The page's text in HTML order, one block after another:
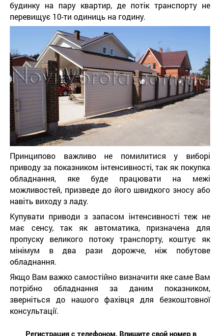
будинку на пару квартир, де потік транспорту не
перевищує 10-ти одиниць на годину.
Принципово важливо не помилитися у виборі
приводу за показником інтенсивності, так як покупка
обладнання, яке буде працювати на межі
можливостей, призведе до його швидкого зносу або
навіть виходу з ладу.
Купувати приводи з запасом інтенсивності теж не
має сенсу, так як автоматика, призначена для
пропуску великого потоку транспорту, коштує як
мінімум в два рази дорожче, ніж побутове
обладнання.
Якщо Вам важко самостійно визначити яке саме Вам
потрібно обладнання за даним показником,
зверніться до нашого фахівця для безкоштовної
консультації.
Регистрация с телефоном. Впишите свой номер в